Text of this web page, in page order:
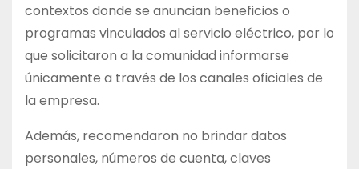
contextos donde se anuncian beneficios o
programas vinculados al servicio eléctrico, por lo
que solicitaron a la comunidad informarse
únicamente a través de los canales oficiales de
la empresa.
Además, recomendaron no brindar datos
personales, números de cuenta, claves